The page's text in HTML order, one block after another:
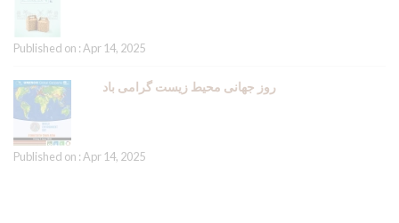
Published on : Apr 14, 2025
روز جهانی محیط زیست گرامی باد
Published on : Apr 14, 2025